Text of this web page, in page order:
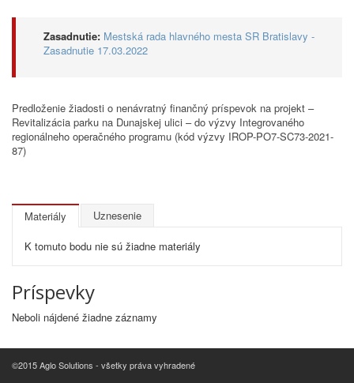
Zasadnutie: Mestská rada hlavného mesta SR Bratislavy -
Zasadnutie 17.03.2022
Predloženie žiadosti o nenávratný finančný príspevok na projekt –
Revitalizácia parku na Dunajskej ulici – do výzvy Integrovaného
regionálneho operačného programu (kód výzvy IROP-PO7-SC73-2021-
87)
Materiály Uznesenie
K tomuto bodu nie sú žiadne materiály
Príspevky
Neboli nájdené žiadne záznamy
©2015 Aglo Solutions - všetky práva vyhradené